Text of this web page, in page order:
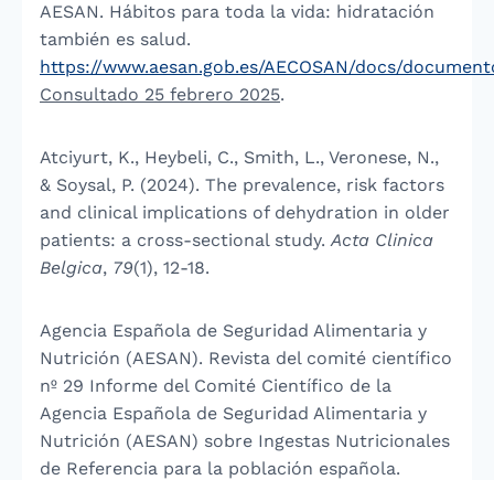
AESAN. Hábitos para toda la vida: hidratación
también es salud.
https://www.aesan.gob.es/AECOSAN/docs/
Consultado 25 febrero 2025.
Atciyurt, K., Heybeli, C., Smith, L., Veronese, N.,
& Soysal, P. (2024). The prevalence, risk factors
and clinical implications of dehydration in older
patients: a cross-sectional study.Acta Clinica
Belgica, 79(1), 12-18.
Agencia Española de Seguridad Alimentaria y
Nutrición (AESAN). Revista del comité científico
nº 29 Informe del Comité Científico de la
Agencia Española de Seguridad Alimentaria y
Nutrición (AESAN) sobre Ingestas Nutricionales
de Referencia para la población española.